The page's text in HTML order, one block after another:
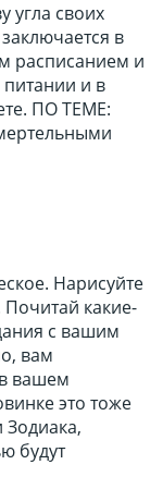
угла своих
в
расписанием и
и в
ПО ТЕМЕ:
Нарисуйте
какие-
с вашим
вам
вашем
это тоже
будут